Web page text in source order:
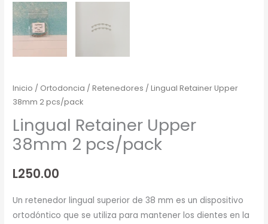
Inicio / Ortodoncia /Retenedores / Lingual Retainer Upper
38mm 2 pcs/pack
Lingual Retainer Upper
38mm 2 pcs/pack
L250.00
Un retenedor lingual superior de 38 mm es un dispositivo
ortodóntico que se utiliza para mantener los dientes en la